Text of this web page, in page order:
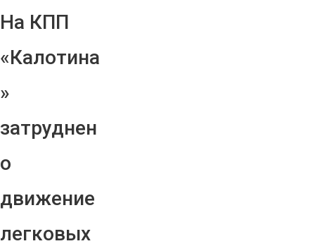
На КПП
«Калотина
»
затруднен
о
движение
легковых